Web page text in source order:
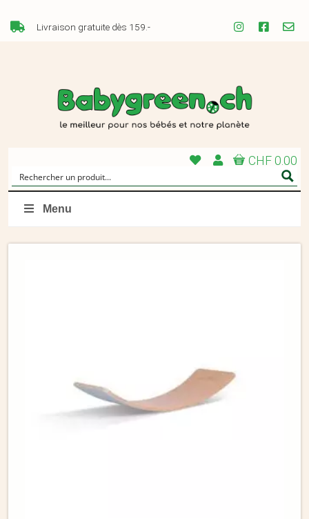
Livraison gratuite dès 159.-
CHF 0.00
Menu